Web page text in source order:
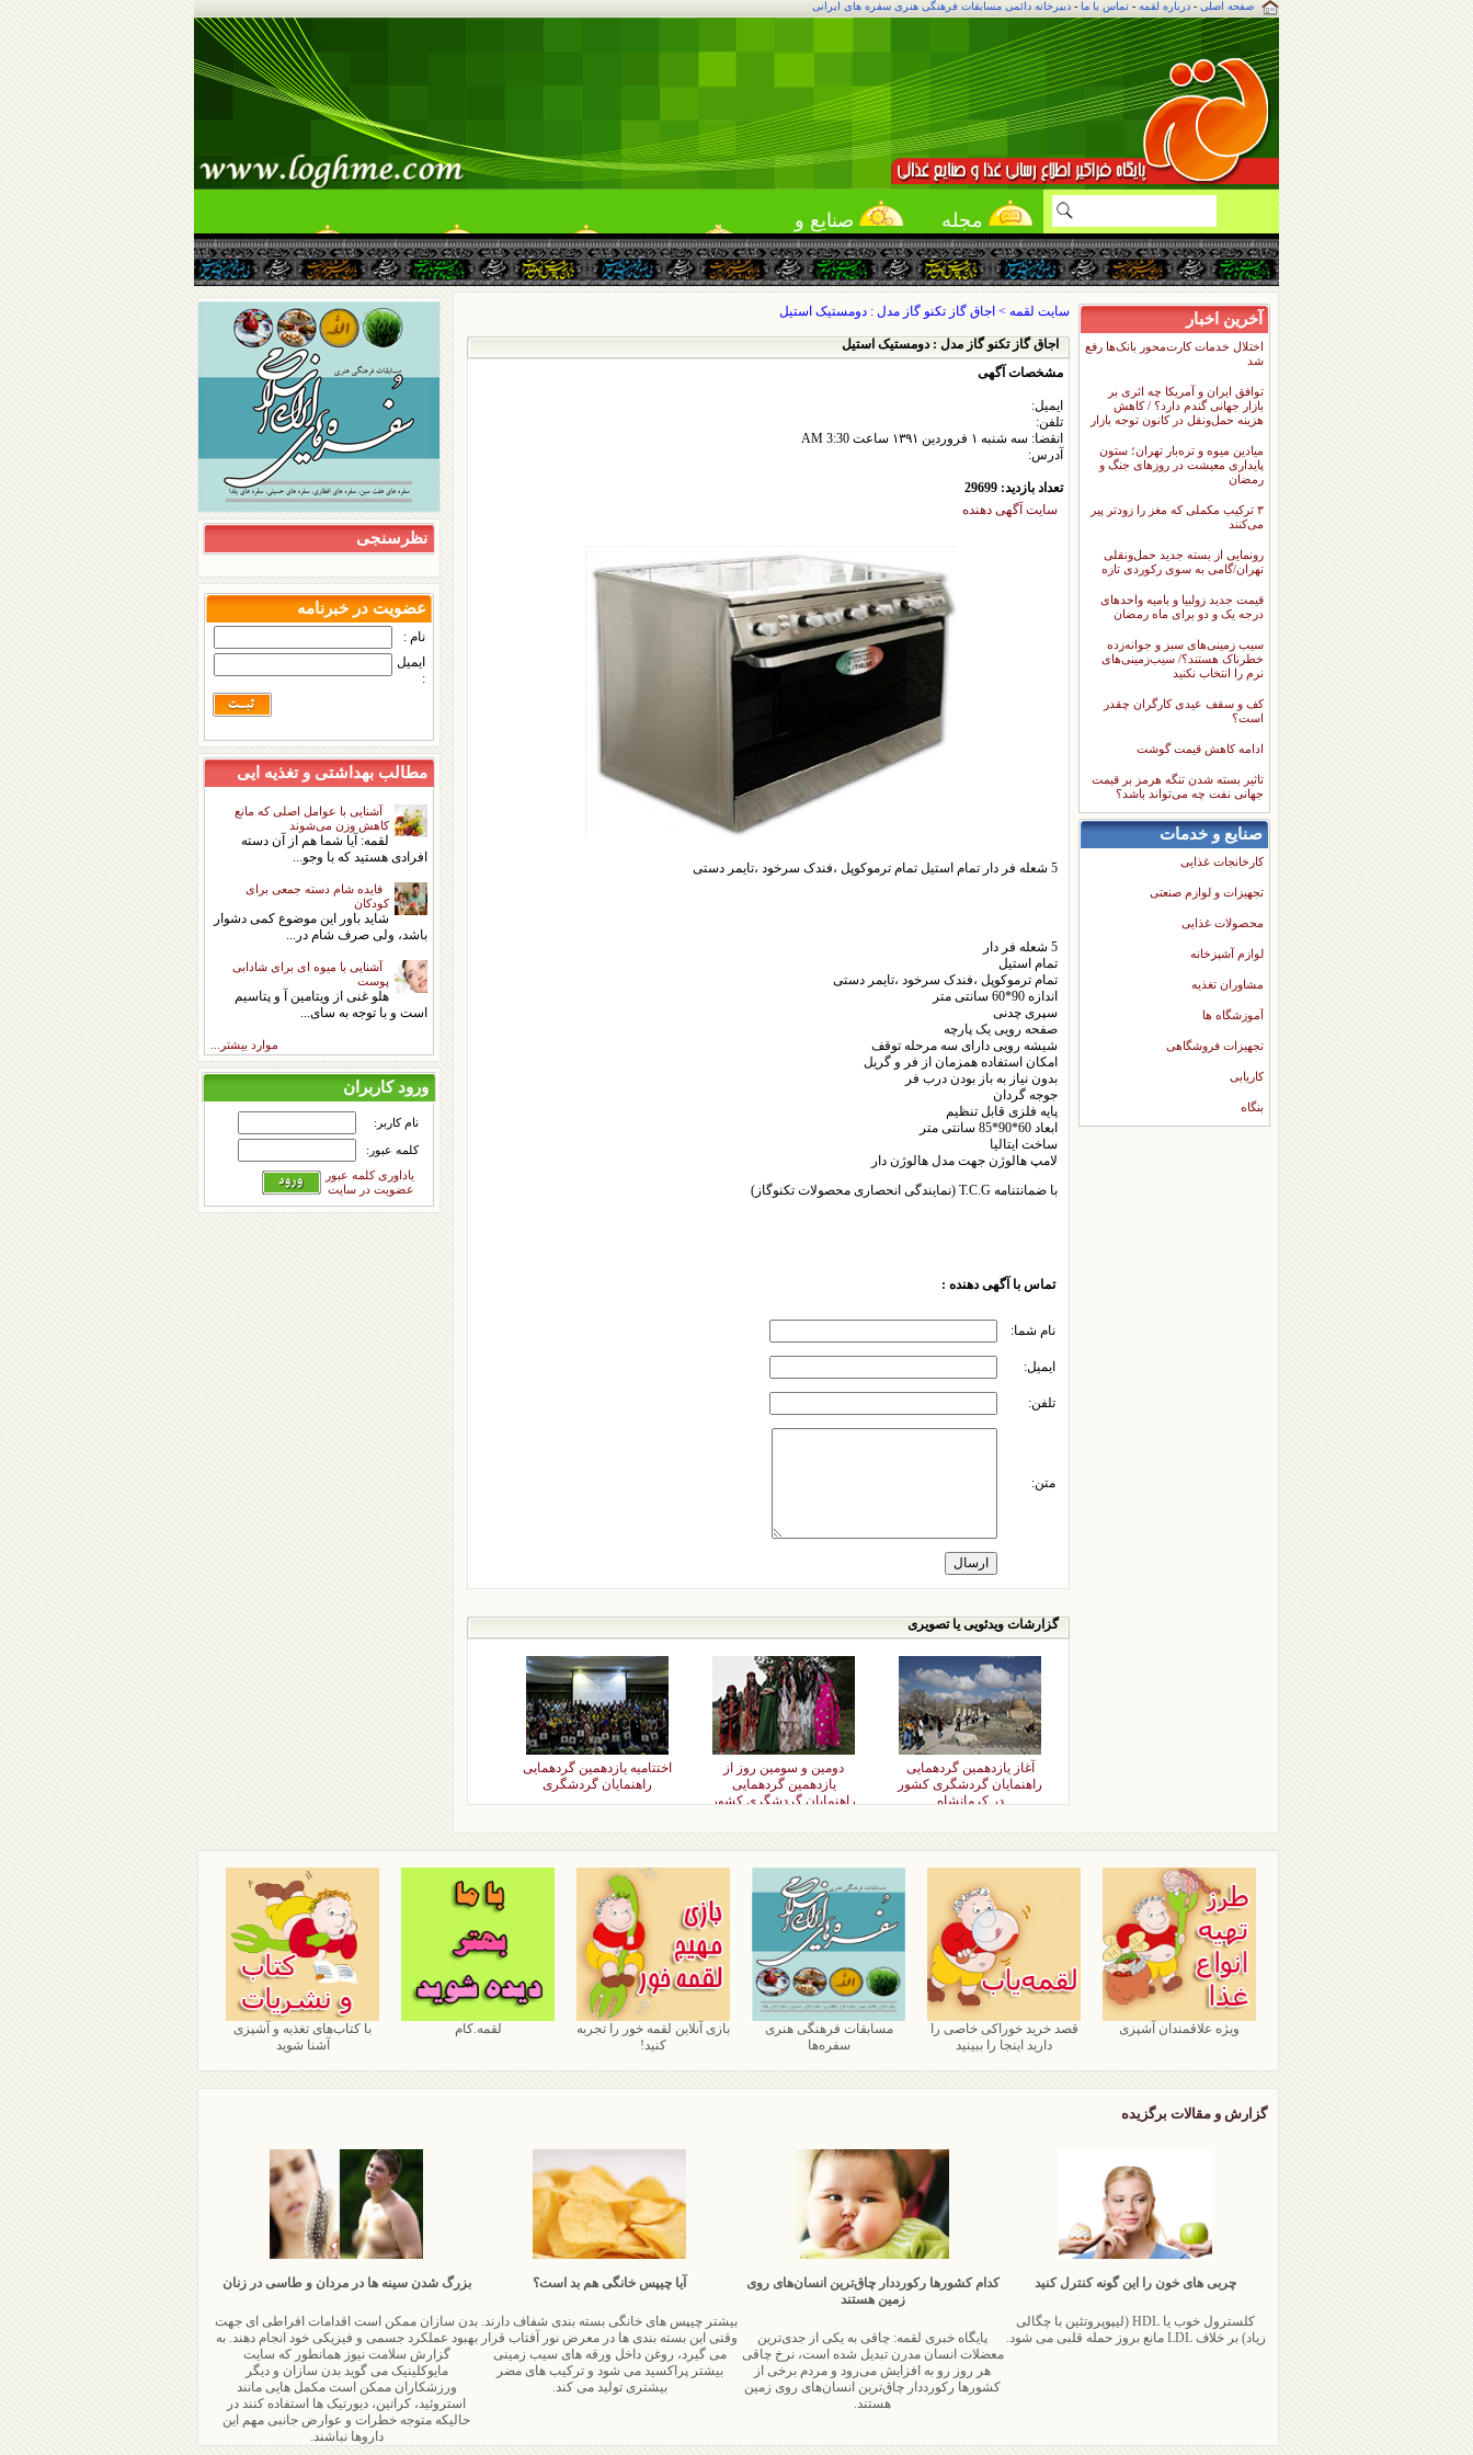
صفحه اصلی - درباره لقمه - تماس با ما - دبیرخانه دائمی مسابقات فرهنگی هنری سفره های ایرانی
مجله
لقمه
صنایع و
خدمات
لقمه یاب میهمانی سرگرمی گالری
آخرین اخبار
اختلال خدمات کارت‌محور بانک‌ها رفع
شد
توافق ایران و آمریکا چه اثری بر
بازار جهانی گندم دارد؟ / کاهش
هزینه حمل‌ونقل در کانون توجه بازار
میادین میوه و تره‌بار تهران؛ ستون
پایداری معیشت در روزهای جنگ و
رمضان
۳ ترکیب مکملی که مغز را زودتر پیر
می‌کنند
رونمایی از بسته جدید حمل‌ونقلی
تهران/گامی به سوی رکوردی تازه
قیمت جدید زولبیا و بامیه واحدهای
درجه یک و دو برای ماه رمضان
سیب زمینی‌های سبز و جوانه‌زده
خطرناک هستند؟/ سیب‌زمینی‌های
نرم را انتخاب نکنید
کف و سقف عیدی کارگران چقدر
است؟
ادامه کاهش قیمت گوشت
تاثیر بسته شدن تنگه هرمز بر قیمت
جهانی نفت چه می‌تواند باشد؟
صنایع و خدمات
کارخانجات غذایی
تجهیزات و لوازم صنعتی
محصولات غذایی
لوازم آشپزخانه
مشاوران تغذیه
آموزشگاه ها
تجهیزات فروشگاهی
کاریابی
بنگاه
سایت لقمه > اجاق گاز تکنو گاز مدل : دومستیک استیل
اجاق گاز تکنو گاز مدل : دومستیک استیل
مشخصات آگهی
ایمیل:
تلفن:
انقضا: ۱۳۹۱ سه شنبه ۱ فروردين
ساعت 3:30 AM
آدرس:
تعداد بازدید: 29699
سایت آگهی دهنده
5 شعله فر دار تمام استیل تمام ترموکوپل ،فندک سرخود ،تایمر دستی
5 شعله فر دار
تمام استیل
تمام ترموکوپل ،فندک سرخود ،تایمر دستی
اندازه 90*60 سانتی متر
سپری چدنی
صفحه رویی یک پارچه
شیشه رویی دارای سه مرحله توقف
امکان استفاده همزمان از فر و گریل
بدون نیاز به باز بودن درب فر
جوجه گردان
پایه فلزی قابل تنظیم
ابعاد 60*90*85 سانتی متر
ساخت ایتالیا
لامپ هالوژن جهت مدل هالوژن دار
با ضمانتنامه T.C.G (نمایندگی انحصاری محصولات تکنوگاز)
تماس با آگهی دهنده :
نام شما:
ایمیل:
تلفن:
متن:
گزارشات ویدئویی یا تصویری
آغاز یازدهمین گردهمایی
راهنمایان گردشگری کشور
در کرمانشاه
دومین و سومین روز از
یازدهمین گردهمایی
راهنمایان گردشگری کشور
اختتامیه یازدهمین گردهمایی
راهنمایان گردشگری
نظرسنجی
عضویت در خبرنامه
نام :
ایمیل
:
مطالب بهداشتی و تغذیه ایی
آشنایی با عوامل اصلی که مانع
کاهش وزن می‌شوند
لقمه: آیا شما هم از آن دسته
افرادی هستید که با وجو...
فایده شام دسته‌ جمعی برای
کودکان
شاید باور این موضوع كمی دشوار
باشد، ولی صرف شام در...
آشنایی با میوه ای برای شادابی
پوست
هلو غنی از ویتامین آ و پتاسیم
است و با توجه به سای...
موارد بیشتر...
ورود کاربران
نام کاربر:
کلمه عبور:
یاداوری کلمه عبور
عضویت در سایت
ویژه علاقمندان آشپزی
قصد خرید خوراکی خاصی را
دارید اینجا را ببینید
مسابقات فرهنگی هنری
سفره‌ها
بازی آنلاین لقمه خور را تجربه
کنید!
لقمه.کام
با کتاب‌های تغذیه و آشپزی
آشنا شوید
گزارش و مقالات برگزیده
چربی های خون را این گونه کنترل کنید
کلسترول خوب یا HDL (لیپوپروتئین با چگالی
زیاد) بر خلاف LDL مانع بروز حمله قلبی می شود.
کدام کشورها رکورددار چاق‌ترین انسان‌های روی
زمین هستند
پایگاه خبری لقمه: چاقی به یکی از جدی‌ترین
معضلات انسان مدرن تبدیل شده است، نرخ چاقی
هر روز رو به افزایش می‌رود و مردم برخی از
کشورها رکورددار چاق‌ترین انسان‌های روی زمین
هستند.
آیا چیپس خانگی هم بد است؟
بیشتر چیپس ‏های خانگی بسته ‏بندی شفاف دارند.
وقتی این بسته ‏بندی ‏ها در معرض نور آفتاب قرار
می‏ گیرد، روغن داخل ورقه ‏های سیب‏ زمینی
بیشتر پراکسید می ‏شود و ترکیب‌ های مضر
بیشتری تولید می‏ کند.
بزرگ شدن سینه ها در مردان و طاسی در زنان
بدن سازان ممکن است اقدامات افراطی ای جهت
بهبود عملکرد جسمی و فیزیکی خود انجام دهند. به
گزارش سلامت نیوز همانطور که سایت
مایوکلینیک می گوید بدن سازان و دیگر
ورزشکاران ممکن است مکمل هایی مانند
استروئید، کراتین، دیورتیک ها استفاده کنند در
حالیکه متوجه خطرات و عوارض جانبی مهم این
داروها نباشند.